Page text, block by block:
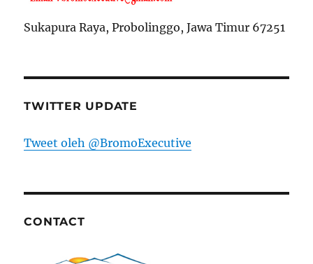
Sukapura Raya, Probolinggo, Jawa Timur 67251
TWITTER UPDATE
Tweet oleh @BromoExecutive
CONTACT